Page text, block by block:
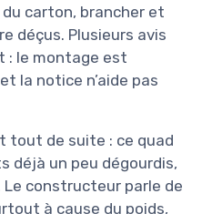
carton, brancher et
déçus. Plusieurs avis
: le montage est
la notice n’aide pas
tout de suite : ce quad
déjà un peu dégourdis,
constructeur parle de
à cause du poids,